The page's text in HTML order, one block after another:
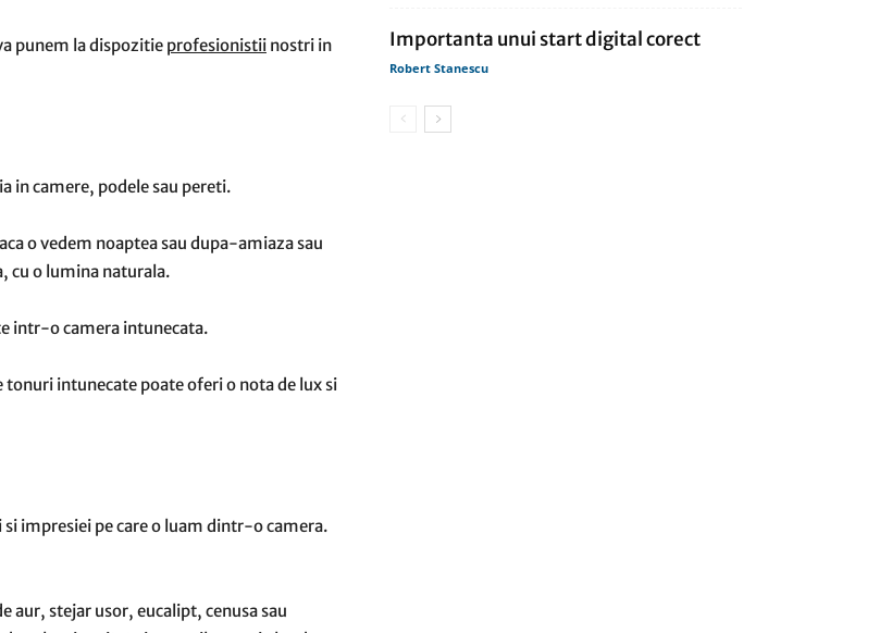
punem la dispozitie profesionistii nostri in
in camere, podele sau pereti.
o vedem noaptea sau dupa-amiaza sau
cu o lumina naturala.
intr-o camera intunecata.
tonuri intunecate poate oferi o nota de lux si
impresiei pe care o luam dintr-o camera.
aur, stejar usor, eucalipt, cenusa sau
Importanta unui start digital corect
Robert Stanescu